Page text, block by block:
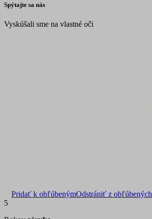
Spýtajte sa nás
Vyskúšali sme na vlastné oči
Pridať k obľúbenýmOdstrániť z obľúbených
5